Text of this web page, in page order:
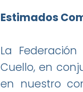
Estimados
La
Cuello, en
en nuestro